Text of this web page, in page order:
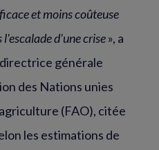
et moins coûteuse
d'une crise», a
générale
des Nations unies
(FAO), citée
les estimations de